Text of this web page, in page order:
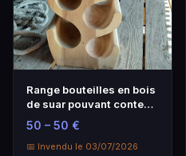
Range bouteilles en bois
de suar pouvant contenir
8 bouteilles 28x23x70
cm
50 – 50 €
📅 Invendu le 03/07/2026